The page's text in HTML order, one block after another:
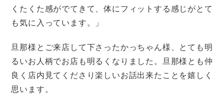
くたくた感がでてきて、体にフィットする感じがとて
も気に入っています。」
旦那様とご来店して下さったかっちゃん様、とても明
るいお人柄でお店も明るくなりました。旦那様とも仲
良く店内見てくださり楽しいお話出来たことを嬉しく
思います。